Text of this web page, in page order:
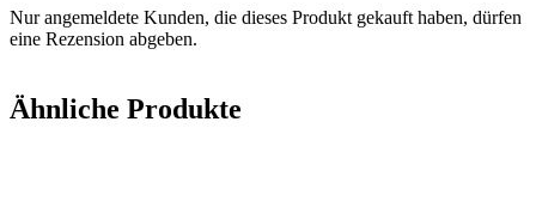
Nur angemeldete Kunden, die dieses Produkt gekauft haben, dürfen
eine Rezension abgeben.
Ähnliche Produkte